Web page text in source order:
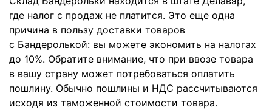
где налог с продаж не платится. Это еще одна
причина в пользу доставки товаров
с Бандеролькой: вы можете экономить на налогах
до 10%. Обратите внимание, что при ввозе товара
в вашу страну может потребоваться оплатить
пошлину. Обычно пошлины и НДС рассчитываются
исходя из таможенной стоимости товара.